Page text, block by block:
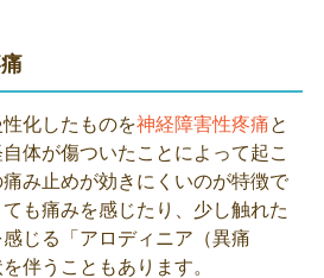
性化したものを神経障害性疼痛と
体が傷ついたことによって起こ
み止めが効きにくいのが特徴で
も痛みを感じたり、少し触れた
じる「アロディニア（異痛
伴うこともあります。